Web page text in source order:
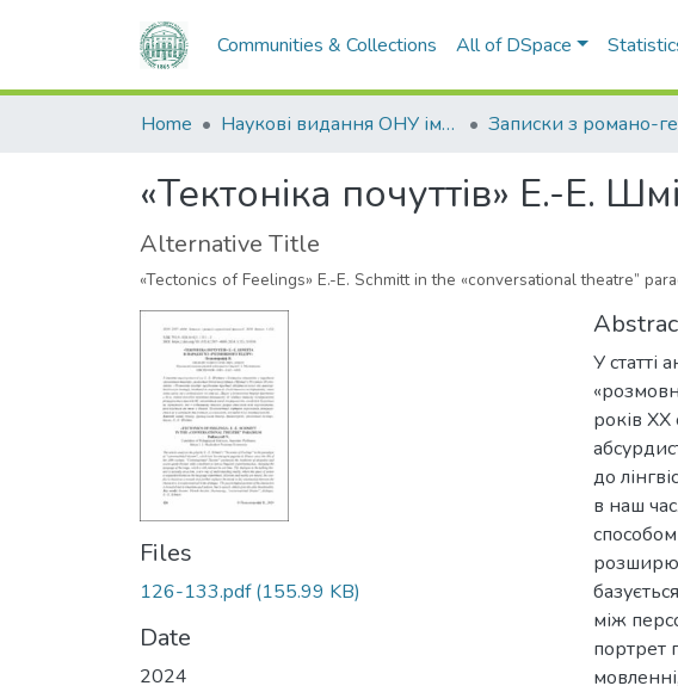
Communities & Collections All of DSpace
Home Наукові видання ОНУ імені І. І. Мечникова
«Тектоніка почуттів» Е.-Е.
Alternative Title
«Tectonics of Feelings» E.-E. Schmitt in the «conversational theatre”
Files
126-133.pdf(155.99 KB)
Date
2024
У статті
років ХХ
до
в наш
між
портрет